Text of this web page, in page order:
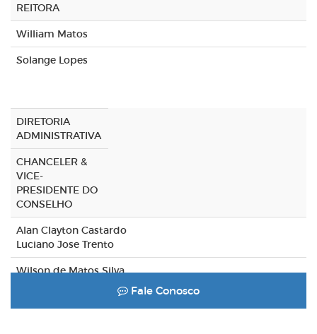
REITORA
William Matos
Solange Lopes
DIRETORIA
ADMINISTRATIVA
CHANCELER &
VICE-
PRESIDENTE DO
CONSELHO
Alan Clayton Castardo
Luciano Jose Trento
Wilson de Matos Silva
Fale Conosco